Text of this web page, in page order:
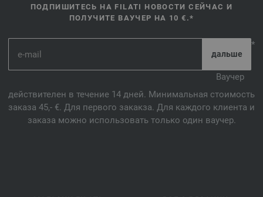
ПОДПИШИТЕСЬ НА FILATI НОВОСТИ СЕЙЧАС И
ПОЛУЧИТЕ ВАУЧЕР НА 10 €.*
*
Ваучер
действителен в течение 14 дней. Минимальная стоимость
заказа 45,- €. Для первого закакза. Для каждого клиента и
заказа можно использовать только один ваучер.